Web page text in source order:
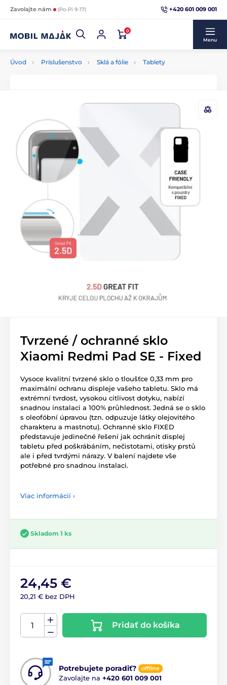
Zavolajte nám (Po-Pi 9-17) +420 601 009 001
0
Menu
Úvod Príslušenstvo Sklá a fólie Tablety
Tvrzené / ochranné sklo
Xiaomi Redmi Pad SE - Fixed
Vysoce kvalitní tvrzené sklo o tloušťce 0,33 mm pro
maximální ochranu displeje vašeho tabletu. Sklo má
extrémní tvrdost, vysokou citlivost dotyku, nabízí
snadnou instalaci a 100% průhlednost. Jedná se o sklo
s oleofóbní úpravou (tzn. odpuzuje látky olejovitého
charakteru a mastnotu). Ochranné sklo FIXED
představuje jedinečné řešení jak ochránit displej
tabletu před poškrábáním, nečistotami, otisky prstů
ale i před tvrdými nárazy. V balení najdete vše
potřebné pro snadnou instalaci.
Viac informácií ›
Skladom 1 ks
24,45 €
20,21 € bez DPH
Pridať do košíka
Potrebujete poradiť? offline
Zavolajte na +420 601 009 001